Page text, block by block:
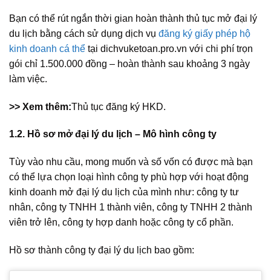
Bạn có thể rút ngắn thời gian hoàn thành thủ tục mở đại lý
du lịch bằng cách sử dụng dịch vụ đăng ký giấy phép hộ
kinh doanh cá thể tại dichvuketoan.pro.vn với chi phí trọn
gói chỉ 1.500.000 đồng – hoàn thành sau khoảng 3 ngày
làm việc.
>> Xem thêm:Thủ tục đăng ký HKD.
1.2. Hồ sơ mở đại lý du lịch – Mô hình công ty
Tùy vào nhu cầu, mong muốn và số vốn có được mà bạn
có thể lựa chọn loại hình công ty phù hợp với hoạt động
kinh doanh mở đại lý du lịch của mình như: công ty tư
nhân, công ty TNHH 1 thành viên, công ty TNHH 2 thành
viên trở lên, công ty hợp danh hoặc công ty cổ phần.
Hồ sơ thành công ty đại lý du lịch bao gồm: